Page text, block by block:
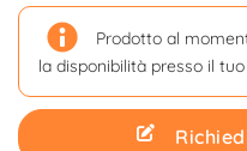
Prodotto al
la disponibilità presso il